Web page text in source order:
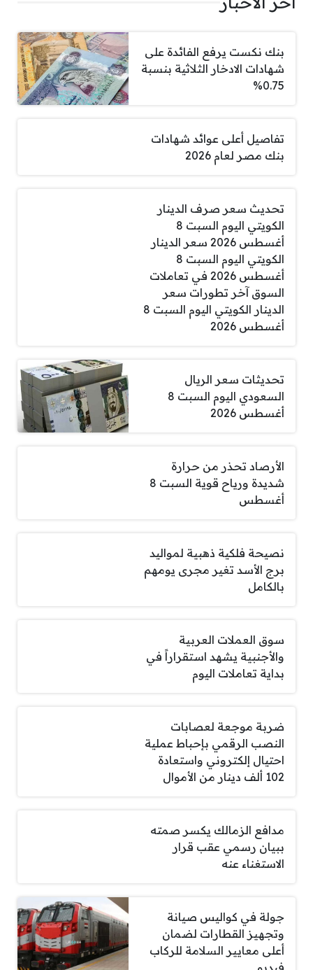
بنك نكست يرفع الفائدة على
شهادات الادخار الثلاثية بنسبة
0.75%
تفاصيل أعلى عوائد شهادات
بنك مصر لعام 2026
تحديث سعر صرف الدينار
الكويتي اليوم السبت 8
أغسطس 2026 سعر الدينار
الكويتي اليوم السبت 8
أغسطس 2026 في تعاملات
السوق آخر تطورات سعر
الدينار الكويتي اليوم السبت 8
أغسطس 2026
تحديثات سعر الريال
السعودي اليوم السبت 8
أغسطس 2026
الأرصاد تحذر من حرارة
شديدة ورياح قوية السبت 8
أغسطس
نصيحة فلكية ذهبية لمواليد
برج الأسد تغير مجرى يومهم
بالكامل
سوق العملات العربية
والأجنبية يشهد استقراراً في
بداية تعاملات اليوم
ضربة موجعة لعصابات
النصب الرقمي بإحباط عملية
احتيال إلكتروني واستعادة
102 ألف دينار من الأموال
مدافع الزمالك يكسر صمته
ببيان رسمي عقب قرار
الاستغناء عنه
جولة في كواليس صيانة
وتجهيز القطارات لضمان
أعلى معايير السلامة للركاب